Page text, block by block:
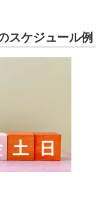
スケジュール例